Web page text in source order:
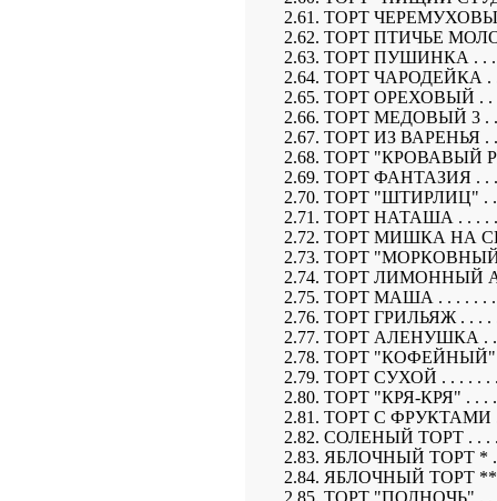
2.61. ТОРТ ЧЕРЕМУХОВЫЙ
2.62. ТОРТ ПТИЧЬЕ
2.63. ТОРТ ПУШИНКА . . . .
2.64. ТОРТ ЧАРОДЕЙКА . .
2.65. ТОРТ ОРЕХОВЫЙ . . .
2.66. ТОРТ МЕДОВЫЙ 3 . . .
2.67. ТОРТ ИЗ ВАРЕНЬЯ . .
2.68. ТОРТ "КРОВАВЫЙ
2.69. ТОРТ ФАНТАЗИЯ . . . .
2.70. ТОРТ "ШТИРЛИЦ" . . .
2.71. ТОРТ НАТАША . . . . . .
2.72. ТОРТ МИШКА НА
2.73. ТОРТ "МОРКОВНЫЙ"
2.74. ТОРТ ЛИМОННЫЙ
2.75. ТОРТ МАША . . . . . . . .
2.76. ТОРТ ГРИЛЬЯЖ . . . . .
2.77. ТОРТ АЛЕНУШКА . . .
2.78. ТОРТ "КОФЕЙНЫЙ" . .
2.79. ТОРТ СУХОЙ . . . . . . .
2.80. ТОРТ "КРЯ-КРЯ" . . . .
2.81. ТОРТ С ФРУКТАМИ . .
2.82. СОЛЕНЫЙ ТОРТ . . . .
2.83. ЯБЛОЧНЫЙ ТОРТ * . .
2.84. ЯБЛОЧНЫЙ ТОРТ ** .